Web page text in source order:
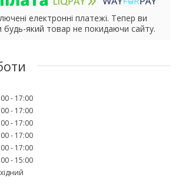
електронні платежі. Тепер ви
який товар не покидаючи сайту.
17:00
17:00
17:00
17:00
17:00
15:00